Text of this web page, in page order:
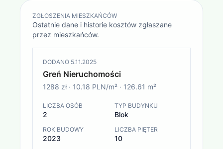
ZGŁOSZENIA MIESZKAŃCÓW
Ostatnie dane i historie kosztów zgłaszane
przez mieszkańców.
DODANO 5.11.2025
Greń Nieruchomości
1288 zł· 10.18 PLN/m² · 126.61 m²
LICZBA OSÓB
2
TYP BUDYNKU
Blok
ROK BUDOWY
2023
LICZBA PIĘTER
10